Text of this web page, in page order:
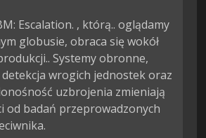
Escalation. , którą.. oglądamy
globusie, obraca się wokół
Systemy obronne,
wrogich jednostek oraz
uzbrojenia zmieniają
od badań przeprowadzonych